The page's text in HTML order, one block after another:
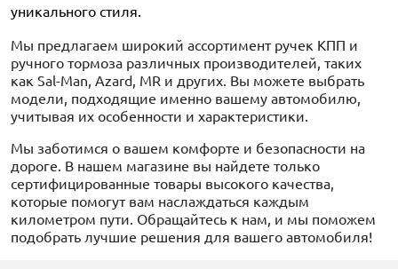
уникального стиля.
Мы предлагаем широкий ассортимент ручек КПП и
ручного тормоза различных производителей, таких
как Sal-Man, Azard, MR и других. Вы можете выбрать
модели, подходящие именно вашему автомобилю,
учитывая их особенности и характеристики.
Мы заботимся о вашем комфорте и безопасности на
дороге. В нашем магазине вы найдете только
сертифицированные товары высокого качества,
которые помогут вам наслаждаться каждым
километром пути. Обращайтесь к нам, и мы поможем
подобрать лучшие решения для вашего автомобиля!